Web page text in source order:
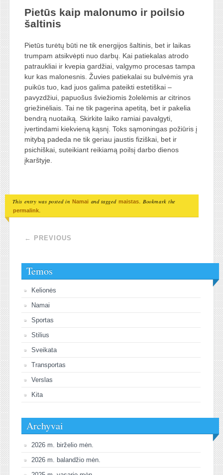
Pietūs kaip malonumo ir poilsio
šaltinis
Pietūs turėtų būti ne tik energijos šaltinis, bet ir laikas
trumpam atsikvėpti nuo darbų. Kai patiekalas atrodo
patraukliai ir kvepia gardžiai, valgymo procesas tampa
kur kas malonesnis. Žuvies patiekalai su bulvėmis yra
puikūs tuo, kad juos galima pateikti estetiškai –
pavyzdžiui, papuošus šviežiomis žolelėmis ar citrinos
griežinėliais. Tai ne tik pagerina apetitą, bet ir pakelia
bendrą nuotaiką. Skirkite laiko ramiai pavalgyti,
įvertindami kiekvieną kąsnį. Toks sąmoningas požiūris į
mitybą padeda ne tik geriau jaustis fiziškai, bet ir
psichiškai, suteikiant reikiamą poilsį darbo dienos
įkarštyje.
This entry was posted in Namai and tagged maistas. Bookmark the
permalink.
Post navigation
← PREVIOUS
Temos
Kelionės
Namai
Sportas
Stilius
Sveikata
Transportas
Verslas
Kita
Archyvai
2026 m. birželio mėn.
2026 m. balandžio mėn.